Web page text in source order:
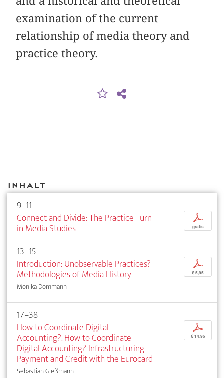
examination of the current
relationship of media theory and
practice theory.
Inhalt
9–11
Connect and Divide: The Practice Turn
in Media Studies
p
gratis
13–15
Introduction: Unobservable Practices?
Methodologies of Media History
Monika Dommann
p
€ 5,95
17–38
How to Coordinate Digital
Accounting?. How to Coordinate
Digital Accounting? Infrastructuring
Payment and Credit with the Eurocard
Sebastian Gießmann
p
€ 14,95